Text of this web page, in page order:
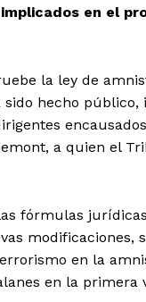
en el
la ley de
hecho público,
a quien el
fórmulas
modificaciones,
en la
en la primera